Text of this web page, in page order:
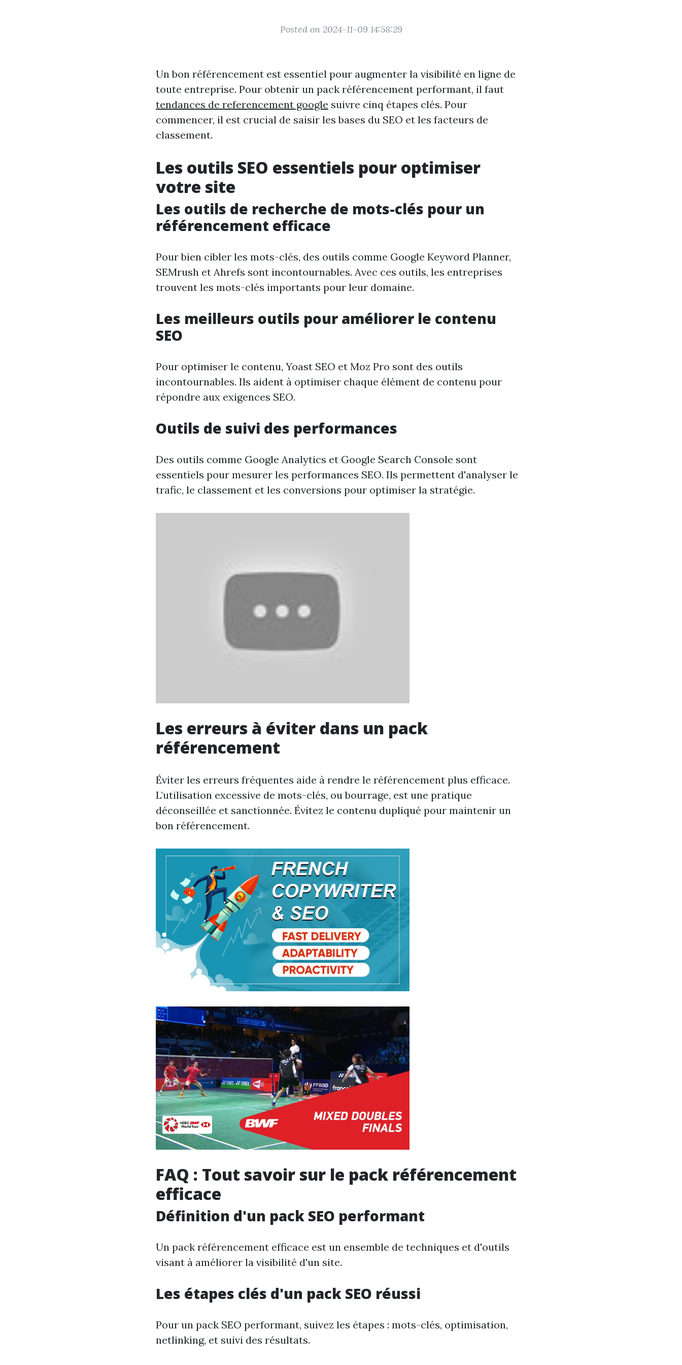
Posted on 2024-11-09 14:58:29
Un bon référencement est essentiel pour augmenter la visibilité en ligne de
toute entreprise. Pour obtenir un pack référencement performant, il faut
tendances de referencement google suivre cinq étapes clés. Pour
commencer, il est crucial de saisir les bases du SEO et les facteurs de
classement.
Les outils SEO essentiels pour optimiser
votre site
Les outils de recherche de mots-clés pour un
référencement efficace
Pour bien cibler les mots-clés, des outils comme Google Keyword Planner,
SEMrush et Ahrefs sont incontournables. Avec ces outils, les entreprises
trouvent les mots-clés importants pour leur domaine.
Les meilleurs outils pour améliorer le contenu
SEO
Pour optimiser le contenu, Yoast SEO et Moz Pro sont des outils
incontournables. Ils aident à optimiser chaque élément de contenu pour
répondre aux exigences SEO.
Outils de suivi des performances
Des outils comme Google Analytics et Google Search Console sont
essentiels pour mesurer les performances SEO. Ils permettent d'analyser le
trafic, le classement et les conversions pour optimiser la stratégie.
Les erreurs à éviter dans un pack
référencement
Éviter les erreurs fréquentes aide à rendre le référencement plus efficace.
L’utilisation excessive de mots-clés, ou bourrage, est une pratique
déconseillée et sanctionnée. Évitez le contenu dupliqué pour maintenir un
bon référencement.
FAQ : Tout savoir sur le pack référencement
efficace
Définition d'un pack SEO performant
Un pack référencement efficace est un ensemble de techniques et d'outils
visant à améliorer la visibilité d'un site.
Les étapes clés d'un pack SEO réussi
Pour un pack SEO performant, suivez les étapes : mots-clés, optimisation,
netlinking, et suivi des résultats.